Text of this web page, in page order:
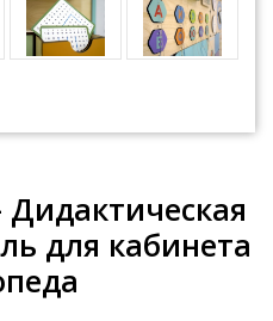
Дидактическая
для кабинета